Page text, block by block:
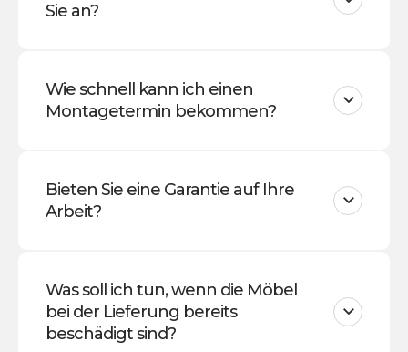
Sie an?
Wie schnell kann ich einen
Montagetermin bekommen?
Bieten Sie eine Garantie auf Ihre
Arbeit?
Was soll ich tun, wenn die Möbel
bei der Lieferung bereits
beschädigt sind?